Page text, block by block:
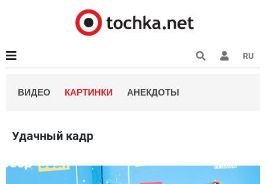
RU
ВИДЕО КАРТИНКИ АНЕКДОТЫ
Удачный кадр